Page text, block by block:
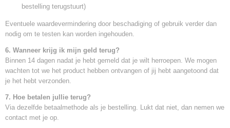
bestelling terugstuurt)
Eventuele waardevermindering door beschadiging of gebruik verder dan
nodig om te testen kan worden ingehouden.
6. Wanneer krijg ik mijn geld terug?
Binnen 14 dagen nadat je hebt gemeld dat je wilt herroepen. We mogen
wachten tot we het product hebben ontvangen of jij hebt aangetoond dat
je het hebt verzonden.
7. Hoe betalen jullie terug?
Via dezelfde betaalmethode als je bestelling. Lukt dat niet, dan nemen we
contact met je op.